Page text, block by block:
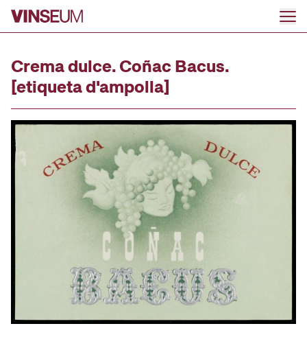
Ir al contenido
Crema dulce. Coñac Bacus.
[etiqueta d'ampolla]